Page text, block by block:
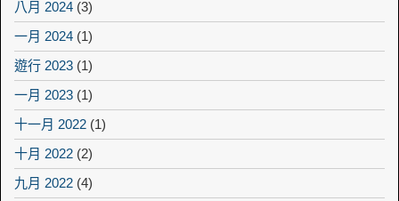
八月 2024 (3)
一月 2024 (1)
遊行 2023 (1)
一月 2023 (1)
十一月 2022 (1)
十月 2022 (2)
九月 2022 (4)